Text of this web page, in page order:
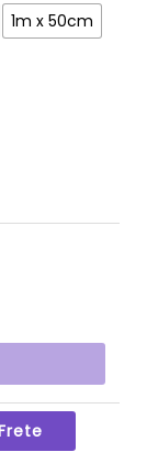
1m x 50cm